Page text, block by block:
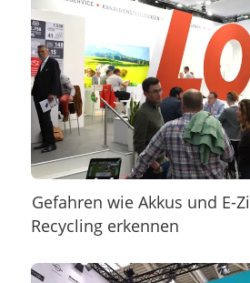
Gefahren wie Akkus und E-
Recycling erkennen